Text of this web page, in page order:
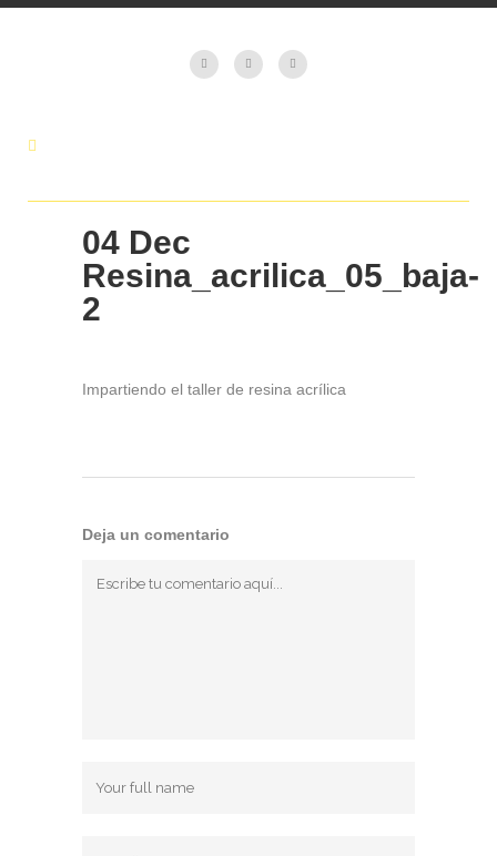
04 Dec
Resina_acrilica_05_baja-
2
Impartiendo el taller de resina acrílica
Deja un comentario